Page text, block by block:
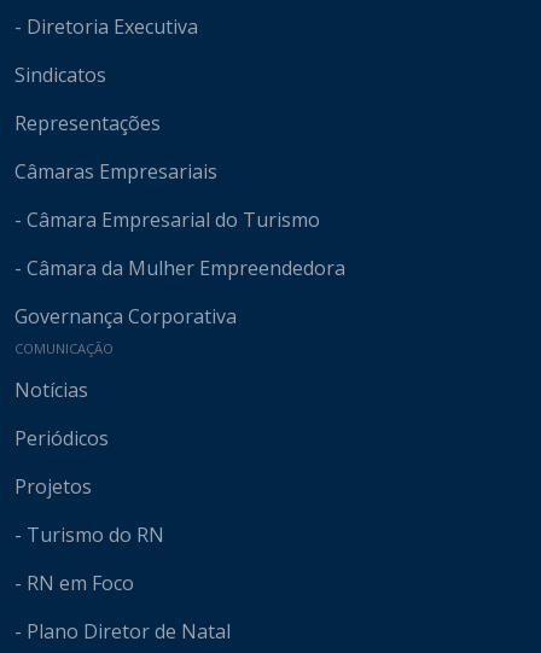
- Diretoria Executiva
Sindicatos
Representações
Câmaras Empresariais
- Câmara Empresarial do Turismo
- Câmara da Mulher Empreendedora
Governança Corporativa
COMUNICAÇÃO
Notícias
Periódicos
Projetos
- Turismo do RN
- RN em Foco
- Plano Diretor de Natal